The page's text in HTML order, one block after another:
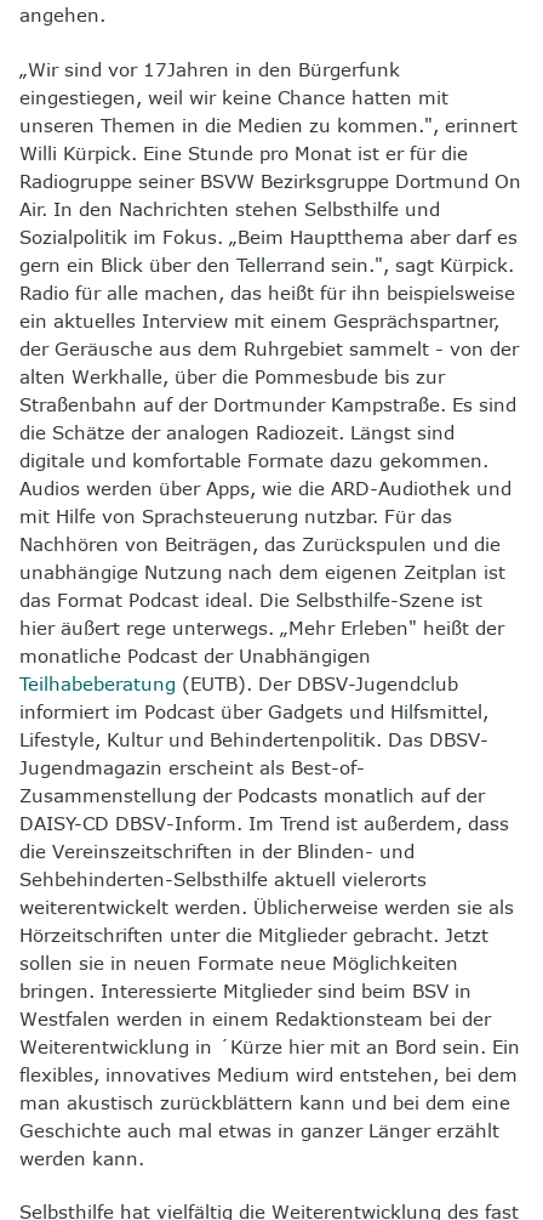
angehen.
„Wir sind vor 17Jahren in den Bürgerfunk
eingestiegen, weil wir keine Chance hatten mit
unseren Themen in die Medien zu kommen.", erinnert
Willi Kürpick. Eine Stunde pro Monat ist er für die
Radiogruppe seiner BSVW Bezirksgruppe Dortmund On
Air. In den Nachrichten stehen Selbsthilfe und
Sozialpolitik im Fokus. „Beim Hauptthema aber darf es
gern ein Blick über den Tellerrand sein.", sagt Kürpick.
Radio für alle machen, das heißt für ihn beispielsweise
ein aktuelles Interview mit einem Gesprächspartner,
der Geräusche aus dem Ruhrgebiet sammelt - von der
alten Werkhalle, über die Pommesbude bis zur
Straßenbahn auf der Dortmunder Kampstraße. Es sind
die Schätze der analogen Radiozeit. Längst sind
digitale und komfortable Formate dazu gekommen.
Audios werden über Apps, wie die ARD-Audiothek und
mit Hilfe von Sprachsteuerung nutzbar. Für das
Nachhören von Beiträgen, das Zurückspulen und die
unabhängige Nutzung nach dem eigenen Zeitplan ist
das Format Podcast ideal. Die Selbsthilfe-Szene ist
hier äußert rege unterwegs. „Mehr Erleben" heißt der
monatliche Podcast der Unabhängigen
Teilhabeberatung (EUTB). Der DBSV-Jugendclub
informiert im Podcast über Gadgets und Hilfsmittel,
Lifestyle, Kultur und Behindertenpolitik. Das DBSV-
Jugendmagazin erscheint als Best-of-
Zusammenstellung der Podcasts monatlich auf der
DAISY-CD DBSV-Inform. Im Trend ist außerdem, dass
die Vereinszeitschriften in der Blinden- und
Sehbehinderten-Selbsthilfe aktuell vielerorts
weiterentwickelt werden. Üblicherweise werden sie als
Hörzeitschriften unter die Mitglieder gebracht. Jetzt
sollen sie in neuen Formate neue Möglichkeiten
bringen. Interessierte Mitglieder sind beim BSV in
Westfalen werden in einem Redaktionsteam bei der
Weiterentwicklung in ´Kürze hier mit an Bord sein. Ein
flexibles, innovatives Medium wird entstehen, bei dem
man akustisch zurückblättern kann und bei dem eine
Geschichte auch mal etwas in ganzer Länger erzählt
werden kann.
Selbsthilfe hat vielfältig die Weiterentwicklung des fast